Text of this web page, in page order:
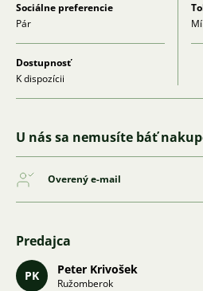
Sociálne preferencie
Pár
Dostupnosť
K dispozícii
U nás sa nemusíte báť
Overený e-mail
Predajca
PK Peter Krivošek
Ružomberok